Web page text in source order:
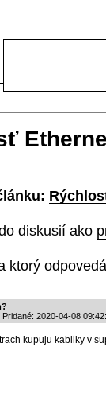
diskusií ako
ktorý
Pridané: 2020-04-08
kupuju kabliky v